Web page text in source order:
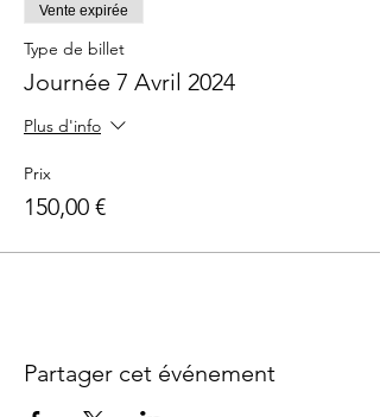
Vente expirée
Type de billet
Journée 7 Avril 2024
Plus d'info
Prix
150,00 €
Partager cet événement